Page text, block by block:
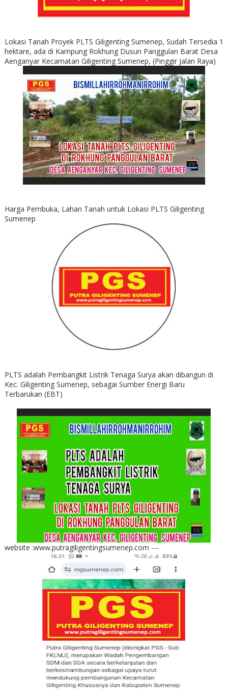
Lokasi Tanah Proyek PLTS Giligenting Sumenep, Sudah Tersedia 1
hektare, ada di Kampung Rokhung Dusun Panggulan Barat Desa
Aenganyar Kecamatan Giligenting Sumenep, (Pinggir Jalan Raya)
Harga Pembuka, Lahan Tanah untuk Lokasi PLTS Giligenting
Sumenep
PLTS adalah Pembangkit Listrik Tenaga Surya akan dibangun di
Kec. Giligenting Sumenep, sebagai Sumber Energi Baru
Terbarukan (EBT)
website :www.putragiligentingsumenep.com ---